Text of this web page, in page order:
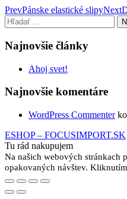
na
má
Post
navigation
PrevPánske elastické slipyNext
Hľadať:
Najnovšie články
Ahoj svet!
Najnovšie komentáre
WordPress Commenter
ESHOP – FOCUSIMPORT.SK
Tu rád nakupujem
Na našich webových stránkach
opakovaných návštev.